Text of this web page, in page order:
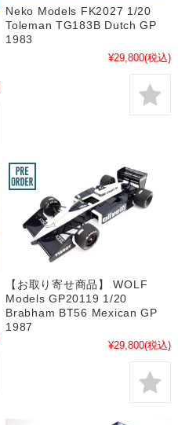
Neko Models FK2027 1/20
Toleman TG183B Dutch GP
1983
¥29,800(税込)
【お取り寄せ商品】 WOLF
Models GP20119 1/20
Brabham BT56 Mexican GP
1987
¥29,800(税込)